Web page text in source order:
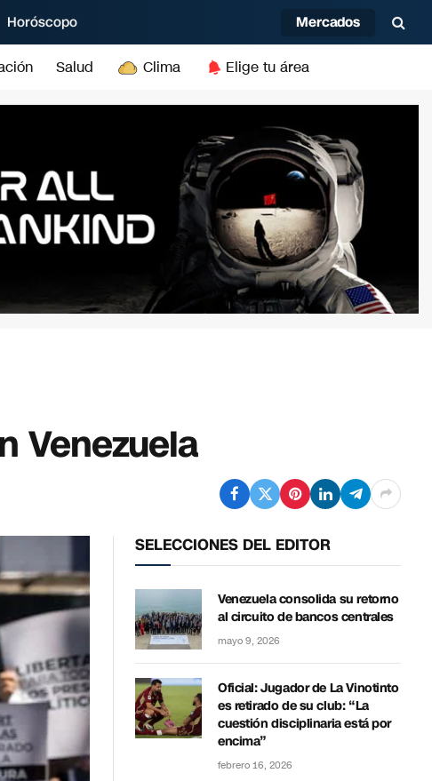
Horóscopo Mercados
Salud Clima Elige tu área
Venezuela
SELECCIONES DEL EDITOR
Venezuela consolida su retorno
al circuito de bancos centrales
mayo 9, 2026
Oficial: Jugador de La Vinotinto
es retirado de su club: “La
cuestión disciplinaria está por
encima”
febrero 16, 2026